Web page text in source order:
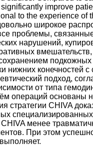
improve
to the experience of
широкое
проблемы,
нарушений,
конечностей
подход,
от типа
операций основаны
стратегии CHIVA
менее
При этом